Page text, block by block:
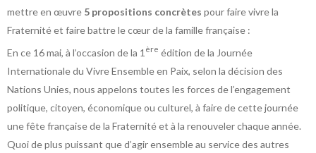
mettre en œuvre 5 propositions concrètes pour faire vivre la
Fraternité et faire battre le cœur de la famille française :
En ce 16 mai, à l’occasion de la 1 ère édition de la Journée
Internationale du Vivre Ensemble en Paix, selon la décision des
Nations Unies, nous appelons toutes les forces de l’engagement
politique, citoyen, économique ou culturel, à faire de cette journée
une fête française de la Fraternité et à la renouveler chaque année.
Quoi de plus puissant que d’agir ensemble au service des autres